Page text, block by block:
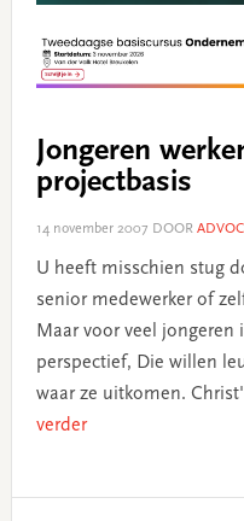
Jongeren
projectbasis
14 november 2007 DOOR
U heeft misschien stug
senior medewerker of
Maar voor veel jongeren
perspectief, Die willen
waar ze uitkomen.
verder